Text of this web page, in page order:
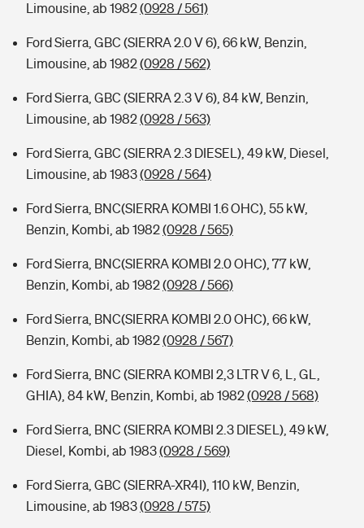
Kinderunfall-Check: Mehr Sicherheit für deine Kids
Typklassen: So ist Ihr Auto eingestuft
Sie haben Fragen?
Limousine, ab 1982(0928 / 561)
Ford Sierra, GBC (SIERRA 2.0 V 6), 66 kW, Benzin,
Limousine, ab 1982(0928 / 562)
Ford Sierra, GBC (SIERRA 2.3 V 6), 84 kW, Benzin,
Limousine, ab 1982(0928 / 563)
Ford Sierra, GBC (SIERRA 2.3 DIESEL), 49 kW, Diesel,
Limousine, ab 1983(0928 / 564)
Ford Sierra, BNC(SIERRA KOMBI 1.6 OHC), 55 kW,
Benzin, Kombi, ab 1982(0928 / 565)
Ford Sierra, BNC(SIERRA KOMBI 2.0 OHC), 77 kW,
Benzin, Kombi, ab 1982(0928 / 566)
Ford Sierra, BNC(SIERRA KOMBI 2.0 OHC), 66 kW,
Benzin, Kombi, ab 1982(0928 / 567)
Ford Sierra, BNC (SIERRA KOMBI 2,3 LTR V 6, L, GL,
GHIA), 84 kW, Benzin, Kombi, ab 1982(0928 / 568)
Ford Sierra, BNC (SIERRA KOMBI 2.3 DIESEL), 49 kW,
Diesel, Kombi, ab 1983(0928 / 569)
Ford Sierra, GBC (SIERRA-XR4I), 110 kW, Benzin,
Limousine, ab 1983(0928 / 575)